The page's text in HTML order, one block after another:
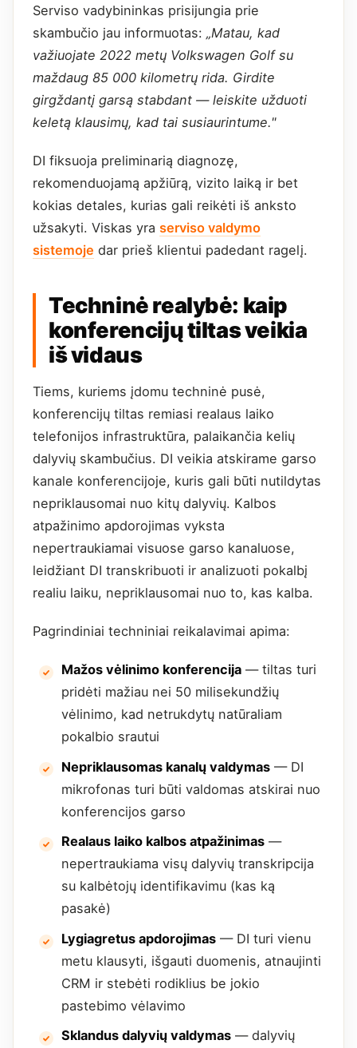
Serviso vadybininkas prisijungia prie
skambučio jau informuotas: „Matau, kad
važiuojate 2022 metų Volkswagen Golf su
maždaug 85 000 kilometrų rida. Girdite
girgždantį garsą stabdant — leiskite užduoti
keletą klausimų, kad tai susiaurintume."
DI fiksuoja preliminarią diagnozę,
rekomenduojamą apžiūrą, vizito laiką ir bet
kokias detales, kurias gali reikėti iš anksto
užsakyti. Viskas yra serviso valdymo
sistemoje dar prieš klientui padedant ragelį.
Techninė realybė: kaip
konferencijų tiltas veikia
iš vidaus
Tiems, kuriems įdomu techninė pusė,
konferencijų tiltas remiasi realaus laiko
telefonijos infrastruktūra, palaikančia kelių
dalyvių skambučius. DI veikia atskirame garso
kanale konferencijoje, kuris gali būti nutildytas
nepriklausomai nuo kitų dalyvių. Kalbos
atpažinimo apdorojimas vyksta
nepertraukiamai visuose garso kanaluose,
leidžiant DI transkribuoti ir analizuoti pokalbį
realiu laiku, nepriklausomai nuo to, kas kalba.
Pagrindiniai techniniai reikalavimai apima:
Mažos vėlinimo konferencija — tiltas turi
pridėti mažiau nei 50 milisekundžių
vėlinimo, kad netrukdytų natūraliam
pokalbio srautui
Nepriklausomas kanalų valdymas — DI
mikrofonas turi būti valdomas atskirai nuo
konferencijos garso
Realaus laiko kalbos atpažinimas —
nepertraukiama visų dalyvių transkripcija
su kalbėtojų identifikavimu (kas ką
pasakė)
Lygiagretus apdorojimas — DI turi vienu
metu klausyti, išgauti duomenis, atnaujinti
CRM ir stebėti rodiklius be jokio
pastebimo vėlavimo
Sklandus dalyvių valdymas — dalyvių